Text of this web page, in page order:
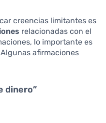
creencias limitantes es
relacionadas con el
lo importante es
afirmaciones
dinero”